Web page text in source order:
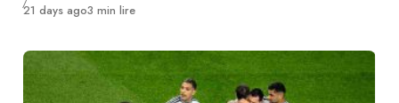
Publié
21 days ago3 min lire